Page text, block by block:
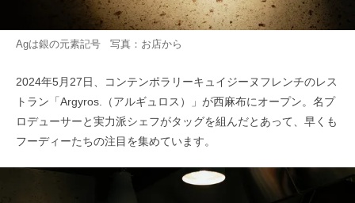
Agは銀の元素記号 写真：お店から
2024年5月27日、コンテンポラリーキュイジーヌフレンチのレス
トラン「Argyros.（アルギュロス）」が西麻布にオープン。名プ
ロデューサーと実力派シェフがタッグを組んだとあって、早くも
フーディーたちの注目を集めています。